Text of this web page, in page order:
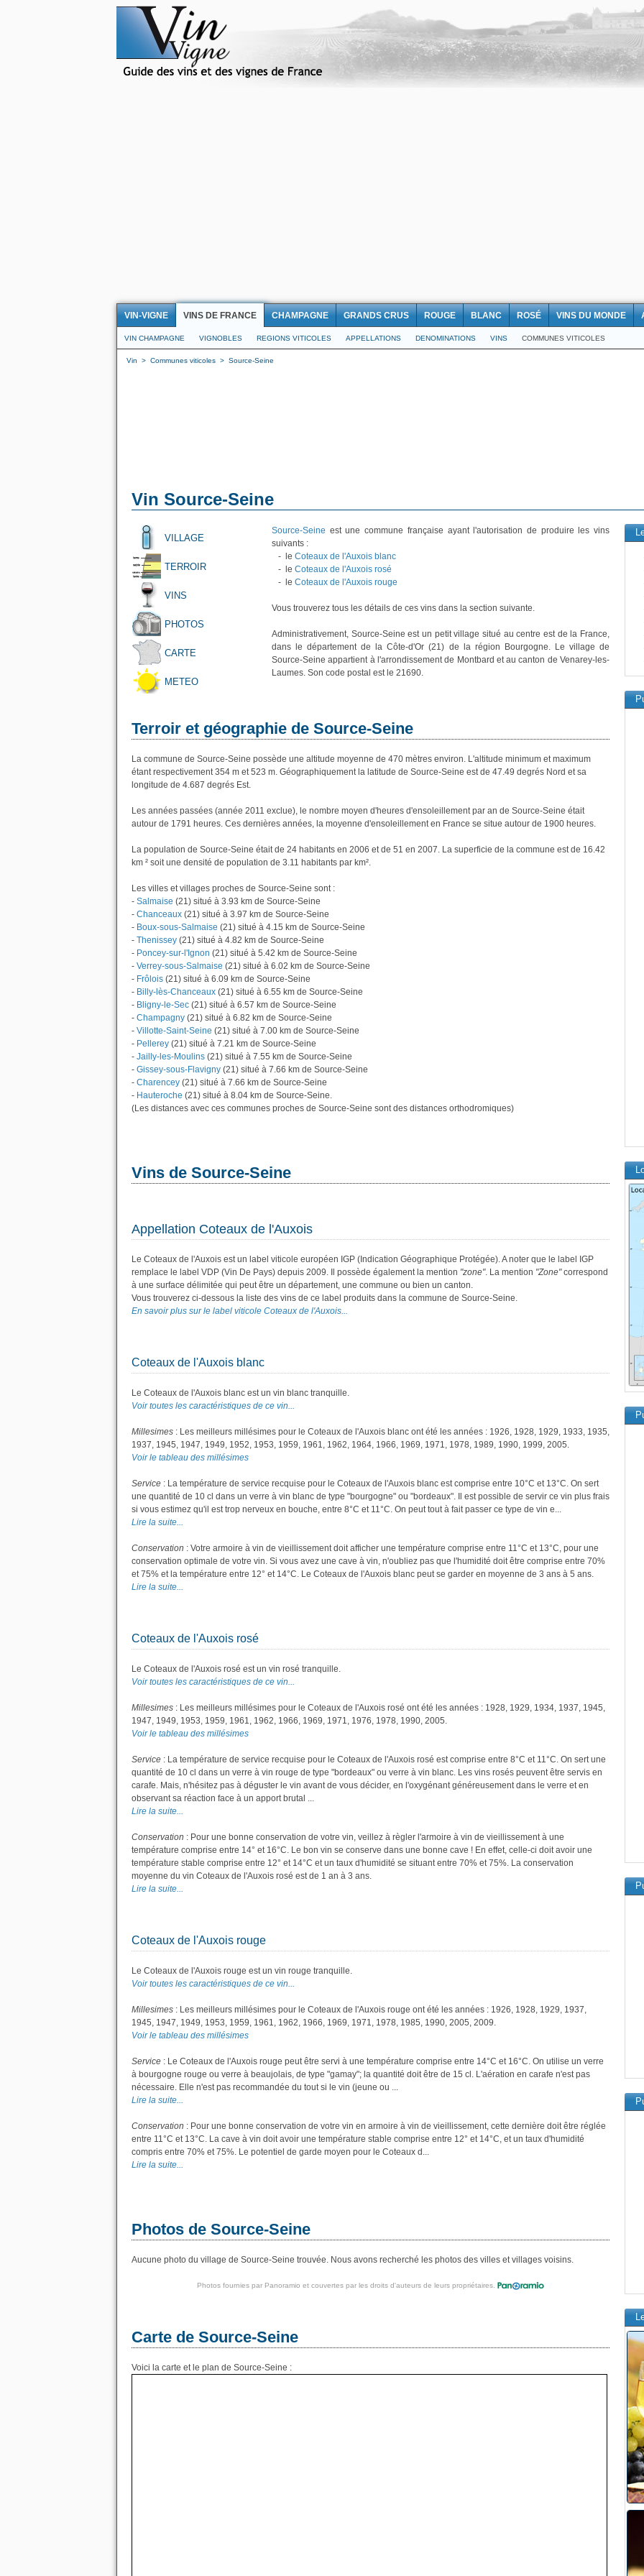
VIN-VIGNE VINS DE FRANCE CHAMPAGNE GRANDS CRUS ROUGE BLANC ROSÉ VINS DU MONDE
VIN CHAMPAGNE VIGNOBLES REGIONS VITICOLES APPELLATIONS DENOMINATIONS VINS COMMUNES VITICOLES
Vin > Communes viticoles > Source-Seine
Vin Source-Seine
VILLAGE
TERROIR
VINS
PHOTOS
CARTE
METEO
Source-Seine est une commune française ayant l'autorisation de produire les vins
suivants :
- le Coteaux de l'Auxois blanc
- le Coteaux de l'Auxois rosé
- le Coteaux de l'Auxois rouge
Vous trouverez tous les détails de ces vins dans la section suivante.
Administrativement, Source-Seine est un petit village situé au centre est de la France,
dans le département de la Côte-d'Or (21) de la région Bourgogne. Le village de
Source-Seine appartient à l'arrondissement de Montbard et au canton de Venarey-les-
Laumes. Son code postal est le 21690.
Terroir et géographie de Source-Seine
La commune de Source-Seine possède une altitude moyenne de 470 mètres environ. L'altitude minimum et maximum
étant respectivement 354 m et 523 m. Géographiquement la latitude de Source-Seine est de 47.49 degrés Nord et sa
longitude de 4.687 degrés Est.
Les années passées (année 2011 exclue), le nombre moyen d'heures d'ensoleillement par an de Source-Seine était
autour de 1791 heures. Ces dernières années, la moyenne d'ensoleillement en France se situe autour de 1900 heures.
La population de Source-Seine était de 24 habitants en 2006 et de 51 en 2007. La superficie de la commune est de 16.42
km ² soit une densité de population de 3.11 habitants par km².
Les villes et villages proches de Source-Seine sont :
- Salmaise (21) situé à 3.93 km de Source-Seine
- Chanceaux (21) situé à 3.97 km de Source-Seine
- Boux-sous-Salmaise (21) situé à 4.15 km de Source-Seine
- Thenissey (21) situé à 4.82 km de Source-Seine
- Poncey-sur-l'Ignon (21) situé à 5.42 km de Source-Seine
- Verrey-sous-Salmaise (21) situé à 6.02 km de Source-Seine
- Frôlois (21) situé à 6.09 km de Source-Seine
- Billy-lès-Chanceaux (21) situé à 6.55 km de Source-Seine
- Bligny-le-Sec (21) situé à 6.57 km de Source-Seine
- Champagny (21) situé à 6.82 km de Source-Seine
- Villotte-Saint-Seine (21) situé à 7.00 km de Source-Seine
- Pellerey (21) situé à 7.21 km de Source-Seine
- Jailly-les-Moulins (21) situé à 7.55 km de Source-Seine
- Gissey-sous-Flavigny (21) situé à 7.66 km de Source-Seine
- Charencey (21) situé à 7.66 km de Source-Seine
- Hauteroche (21) situé à 8.04 km de Source-Seine.
(Les distances avec ces communes proches de Source-Seine sont des distances orthodromiques)
Vins de Source-Seine
Appellation Coteaux de l'Auxois
Le Coteaux de l'Auxois est un label viticole européen IGP (Indication Géographique Protégée). A noter que le label IGP
remplace le label VDP (Vin De Pays) depuis 2009. Il possède également la mention "zone". La mention "Zone"correspond
à une surface délimitée qui peut être un département, une commune ou bien un canton.
Vous trouverez ci-dessous la liste des vins de ce label produits dans la commune de Source-Seine.
En savoir plus sur le label viticole Coteaux de l'Auxois...
Coteaux de l'Auxois blanc
Le Coteaux de l'Auxois blanc est un vin blanc tranquille.
Voir toutes les caractéristiques de ce vin...
Millesimes : Les meilleurs millésimes pour le Coteaux de l'Auxois blanc ont été les années : 1926, 1928, 1929, 1933, 1935,
1937, 1945, 1947, 1949, 1952, 1953, 1959, 1961, 1962, 1964, 1966, 1969, 1971, 1978, 1989, 1990, 1999, 2005.
Voir le tableau des millésimes
Service : La température de service recquise pour le Coteaux de l'Auxois blanc est comprise entre 10°C et 13°C. On sert
une quantité de 10 cl dans un verre à vin blanc de type "bourgogne" ou "bordeaux". Il est possible de servir ce vin plus frais
si vous estimez qu'il est trop nerveux en bouche, entre 8°C et 11°C. On peut tout à fait passer ce type de vin e...
Lire la suite...
Conservation : Votre armoire à vin de vieillissement doit afficher une température comprise entre 11°C et 13°C, pour une
conservation optimale de votre vin. Si vous avez une cave à vin, n'oubliez pas que l'humidité doit être comprise entre 70%
et 75% et la température entre 12° et 14°C. Le Coteaux de l'Auxois blanc peut se garder en moyenne de 3 ans à 5 ans.
Lire la suite...
Coteaux de l'Auxois rosé
Le Coteaux de l'Auxois rosé est un vin rosé tranquille.
Voir toutes les caractéristiques de ce vin...
Millesimes : Les meilleurs millésimes pour le Coteaux de l'Auxois rosé ont été les années : 1928, 1929, 1934, 1937, 1945,
1947, 1949, 1953, 1959, 1961, 1962, 1966, 1969, 1971, 1976, 1978, 1990, 2005.
Voir le tableau des millésimes
Service : La température de service recquise pour le Coteaux de l'Auxois rosé est comprise entre 8°C et 11°C. On sert une
quantité de 10 cl dans un verre à vin rouge de type "bordeaux" ou verre à vin blanc. Les vins rosés peuvent être servis en
carafe. Mais, n'hésitez pas à déguster le vin avant de vous décider, en l'oxygénant généreusement dans le verre et en
observant sa réaction face à un apport brutal ...
Lire la suite...
Conservation : Pour une bonne conservation de votre vin, veillez à règler l'armoire à vin de vieillissement à une
température comprise entre 14° et 16°C. Le bon vin se conserve dans une bonne cave ! En effet, celle-ci doit avoir une
température stable comprise entre 12° et 14°C et un taux d'humidité se situant entre 70% et 75%. La conservation
moyenne du vin Coteaux de l'Auxois rosé est de 1 an à 3 ans.
Lire la suite...
Coteaux de l'Auxois rouge
Le Coteaux de l'Auxois rouge est un vin rouge tranquille.
Voir toutes les caractéristiques de ce vin...
Millesimes : Les meilleurs millésimes pour le Coteaux de l'Auxois rouge ont été les années : 1926, 1928, 1929, 1937,
1945, 1947, 1949, 1953, 1959, 1961, 1962, 1966, 1969, 1971, 1978, 1985, 1990, 2005, 2009.
Voir le tableau des millésimes
Service : Le Coteaux de l'Auxois rouge peut être servi à une température comprise entre 14°C et 16°C. On utilise un verre
à bourgogne rouge ou verre à beaujolais, de type "gamay"; la quantité doit être de 15 cl. L'aération en carafe n'est pas
nécessaire. Elle n'est pas recommandée du tout si le vin (jeune ou ...
Lire la suite...
Conservation : Pour une bonne conservation de votre vin en armoire à vin de vieillissement, cette dernière doit être réglée
entre 11°C et 13°C. La cave à vin doit avoir une température stable comprise entre 12° et 14°C, et un taux d'humidité
compris entre 70% et 75%. Le potentiel de garde moyen pour le Coteaux d...
Lire la suite...
Photos de Source-Seine
Aucune photo du village de Source-Seine trouvée. Nous avons recherché les photos des villes et villages voisins.
Photos fournies par Panoramio et couvertes par les droits d'auteurs de leurs propriétaires.
Carte de Source-Seine
Voici la carte et le plan de Source-Seine :